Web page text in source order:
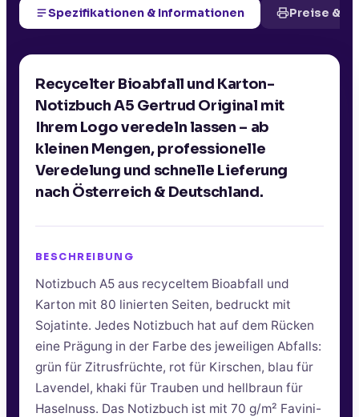
Spezifikationen & Informationen Preise &
Recycelter Bioabfall und Karton-
Notizbuch A5 Gertrud Original mit
Ihrem Logo veredeln lassen – ab
kleinen Mengen, professionelle
Veredelung und schnelle Lieferung
nach Österreich & Deutschland.
BESCHREIBUNG
Notizbuch A5 aus recyceltem Bioabfall und
Karton mit 80 linierten Seiten, bedruckt mit
Sojatinte. Jedes Notizbuch hat auf dem Rücken
eine Prägung in der Farbe des jeweiligen Abfalls:
grün für Zitrusfrüchte, rot für Kirschen, blau für
Lavendel, khaki für Trauben und hellbraun für
Haselnuss. Das Notizbuch ist mit 70 g/m² Favini-